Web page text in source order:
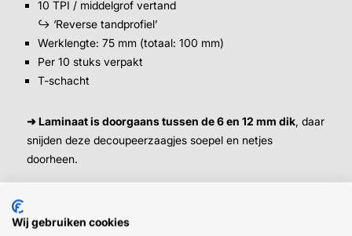
10 TPI / middelgrof vertand
↪ ‘Reverse tandprofiel’
Werklengte: 75 mm (totaal: 100 mm)
Per 10 stuks verpakt
T-schacht
➜ Laminaat is doorgaans tussen de 6 en 12 mm dik, daar
snijden deze decoupeerzaagjes soepel en netjes
doorheen.
Daarom zijn deze decoupeerzaagjes
Wij gebruiken cookies